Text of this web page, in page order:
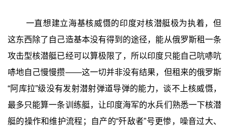
一直想建立海基核威慑的印度对核潜艇极为执着，但
这东西除了自己造基本没有得到的途径，能从俄罗斯租一条
攻击型核潜艇已经可以算极限了，所以印度只能自己吭哧吭
哧地自己慢慢攒——这一切并非没有结果，但租来的俄罗斯
“阿库拉”级没有发射潜射弹道导弹的能力，谈不上核威慑，
最多只能算一条训练艇，让印度海军的水兵们熟悉一下核潜
艇的操作和维护流程；自产的“歼敌者”号更惨，噪音过大、